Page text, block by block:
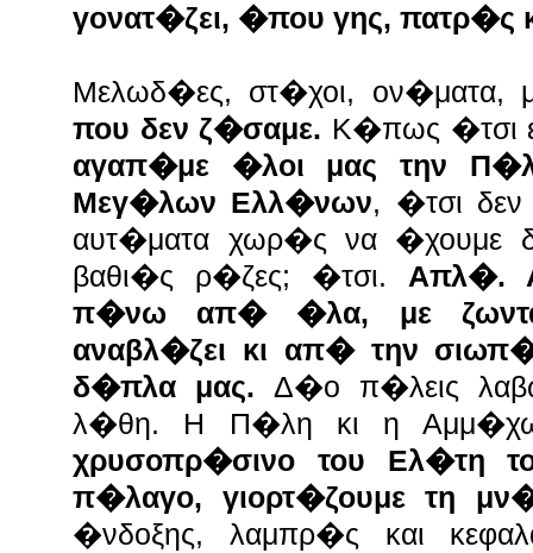
γονατ�ζει, �που γης, πατρ�ς
Μελωδ�ες, στ�χοι, ον�ματα,
που δεν ζ�σαμε. Κ�πως �τσι
αγαπ�με �λοι μας την
Μεγ�λων Ελλ�νων, �τσι
αυτ�ματα χωρ�ς να �χουμε
βαθι�ς ρ�ζες; �τσι. Απλ�.
π�νω απ� �λα, με
αναβλ�ζει κι απ� την
δ�πλα μας. Δ�ο π�λεις
λ�θη. Η Π�λη κι η
χρυσοπρ�σινο του Ελ�τη
π�λαγο, γιορτ�ζουμε τη
�νδοξης, λαμπρ�ς και